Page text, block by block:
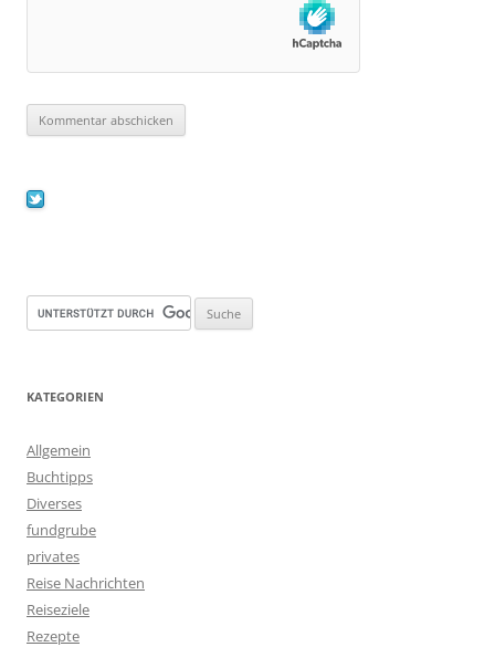
KATEGORIEN
Allgemein
Buchtipps
Diverses
fundgrube
privates
Reise Nachrichten
Reiseziele
Rezepte